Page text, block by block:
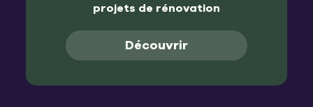
projets de rénovation
Découvrir